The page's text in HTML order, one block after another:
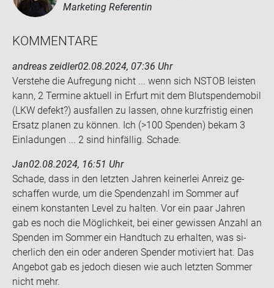
Marketing Referentin
KOM­MEN­TA­RE
andreas zeidler02.08.2024, 07:36 Uhr
Ver­ste­he die Auf­re­gung nicht ... wenn sich NSTOB leis­ten
kann, 2 Ter­mi­ne ak­tu­ell in Er­furt mit dem Blut­spen­de­mo­bil
(LKW de­fekt?) aus­fal­len zu las­sen, ohne kurz­fris­tig einen
Er­satz pla­nen zu kön­nen. Ich (>100 Spen­den) bekam 3
Ein­la­dun­gen ... 2 sind hin­fäl­lig. Scha­de.
Jan02.08.2024, 16:51 Uhr
Scha­de, dass in den letz­ten Jah­ren kei­ner­lei An­reiz ge­
schaf­fen wurde, um die Spen­den­zahl im Som­mer auf
einem kon­stan­ten Level zu hal­ten. Vor ein paar Jah­ren
gab es noch die Mög­lich­keit, bei einer ge­wis­sen An­zahl an
Spen­den im Som­mer ein Hand­tuch zu er­hal­ten, was si­
cher­lich den ein oder an­de­ren Spen­der mo­ti­viert hat. Das
An­ge­bot gab es je­doch die­sen wie auch letz­ten Som­mer
nicht mehr.